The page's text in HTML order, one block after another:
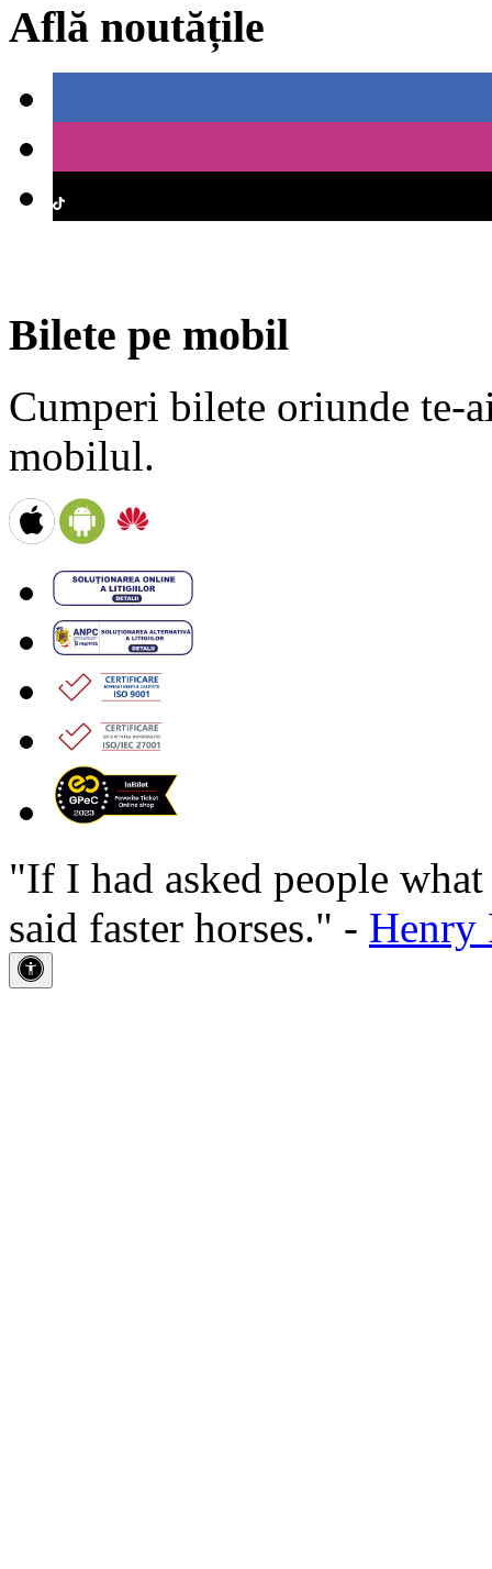
Află noutățile
Bilete pe mobil
Cumperi bilete oriunde te-
mobilul.
"If I had asked people
said faster horses." - Henry